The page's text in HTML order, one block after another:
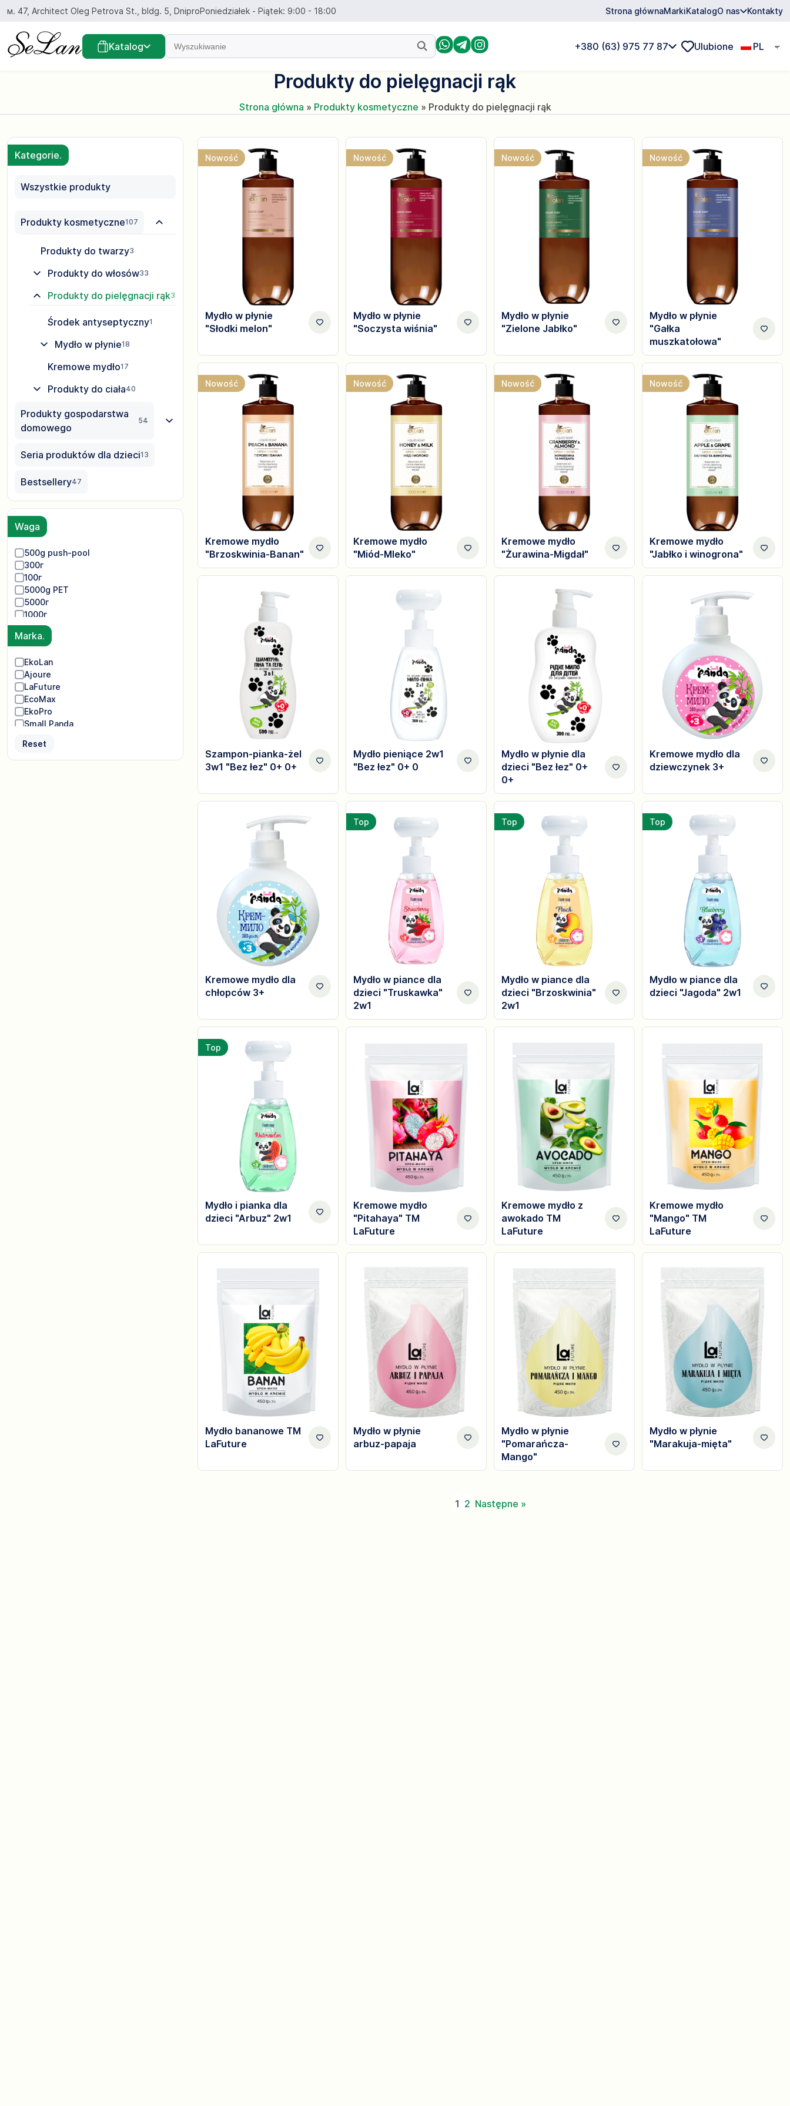
Przejdź
treści
м. 47, Architect Oleg Petrova St., bldg. 5, DniproPoniedziałek - Piątek: 9:00 - 18:00 Strona głównaMarkiKatalogO nas Kontakty
Katalog Znajdź... +380 (63) 975 77 87 Ulubione PL
Produkty do pielęgnacji rąk
Strona główna » Produkty kosmetyczne » Produkty do pielęgnacji rąk
Kategorie.
Wszystkie produkty
Produkty kosmetyczne107
Produkty do twarzy3
Produkty do włosów33
Produkty do pielęgnacji rąk36
Środek antyseptyczny1
Mydło w płynie18
Kremowe mydło17
Produkty do ciała40
Produkty gospodarstwa
domowego
54
Seria produktów dla dzieci13
Bestsellery47
Waga
500g push-pool
300г
100г
5000g PET
5000г
1000г
500г
450г
Marka.
EkoLan
Ajoure
LaFuture
EcoMax
EkoPro
Small Panda
Reset
Nowość
Mydło w płynie
"Słodki melon"
Nowość
Mydło w płynie
"Soczysta wiśnia"
Nowość
Mydło w płynie
"Zielone Jabłko"
Nowość
Mydło w płynie
"Gałka
muszkatołowa"
Nowość
Kremowe mydło
"Brzoskwinia-Banan"
Nowość
Kremowe mydło
"Miód-Mleko"
Nowość
Kremowe mydło
"Żurawina-Migdał"
Nowość
Kremowe mydło
"Jabłko i winogrona"
Szampon-pianka-żel
3w1 "Bez łez" 0+ 0+
Mydło pieniące 2w1
"Bez łez" 0+ 0
Mydło w płynie dla
dzieci "Bez łez" 0+
0+
Kremowe mydło dla
dziewczynek 3+
Kremowe mydło dla
chłopców 3+
Top
Mydło w piance dla
dzieci "Truskawka"
2w1
Top
Mydło w piance dla
dzieci "Brzoskwinia"
2w1
Top
Mydło w piance dla
dzieci "Jagoda" 2w1
Top
Mydło i pianka dla
dzieci "Arbuz" 2w1
Kremowe mydło
"Pitahaya" TM
LaFuture
Kremowe mydło z
awokado TM
LaFuture
Kremowe mydło
"Mango" TM
LaFuture
Mydło bananowe TM
LaFuture
Mydło w płynie
arbuz-papaja
Mydło w płynie
"Pomarańcza-
Mango"
Mydło w płynie
"Marakuja-mięta"
1 2 Następne »